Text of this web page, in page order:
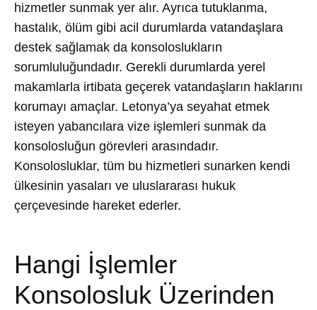
hizmetler sunmak yer alır. Ayrıca tutuklanma,
hastalık, ölüm gibi acil durumlarda vatandaşlara
destek sağlamak da konsoloslukların
sorumluluğundadır. Gerekli durumlarda yerel
makamlarla irtibata geçerek vatandaşların haklarını
korumayı amaçlar. Letonya’ya seyahat etmek
isteyen yabancılara vize işlemleri sunmak da
konsolosluğun görevleri arasındadır.
Konsolosluklar, tüm bu hizmetleri sunarken kendi
ülkesinin yasaları ve uluslararası hukuk
çerçevesinde hareket ederler.
Hangi İşlemler
Konsolosluk Üzerinden